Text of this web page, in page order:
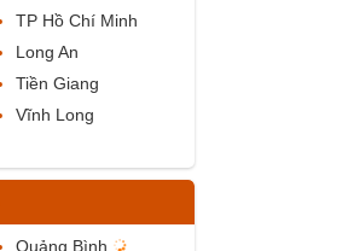
TP Hồ Chí Minh
Long An
Tiền Giang
Vĩnh Long
Quảng Bình